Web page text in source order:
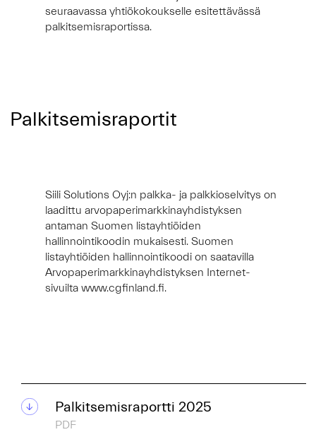
seuraavassa yhtiökokoukselle esitettävässä
palkitsemisraportissa.
Palkitsemisraportit
Siili Solutions Oyj:n palkka- ja palkkioselvitys on
laadittu arvopaperimarkkinayhdistyksen
antaman Suomen listayhtiöiden
hallinnointikoodin mukaisesti. Suomen
listayhtiöiden hallinnointikoodi on saatavilla
Arvopaperimarkkinayhdistyksen Internet-
sivuilta www.cgfinland.fi.
Palkitsemisraportti 2025
PDF